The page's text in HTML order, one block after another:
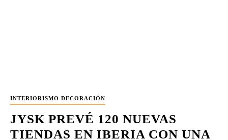
INTERIORISMO DECORACIÓN
JYSK PREVÉ 120 NUEVAS
TIENDAS EN IBERIA CON UNA